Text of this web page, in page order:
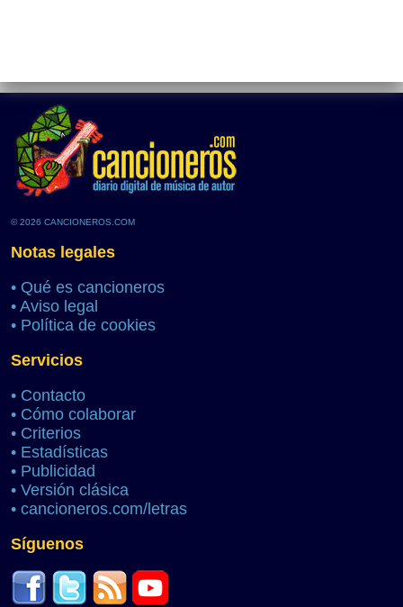
© 2026 CANCIONEROS.COM
Notas legales
• Qué es cancioneros
• Aviso legal
• Política de cookies
Servicios
• Contacto
• Cómo colaborar
• Criterios
• Estadísticas
• Publicidad
• Versión clásica
• cancioneros.com/letras
Síguenos